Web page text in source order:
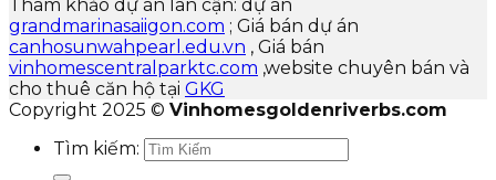
Tham khảo dự án lân cận: dự án
grandmarinasaiigon.com ; Giá bán dự án
canhosunwahpearl.edu.vn , Giá bán
vinhomescentralparktc.com ,website chuyên bán và
cho thuê căn hộ tại GKG
Copyright 2025 © Vinhomesgoldenriverbs.com
Tìm kiếm: